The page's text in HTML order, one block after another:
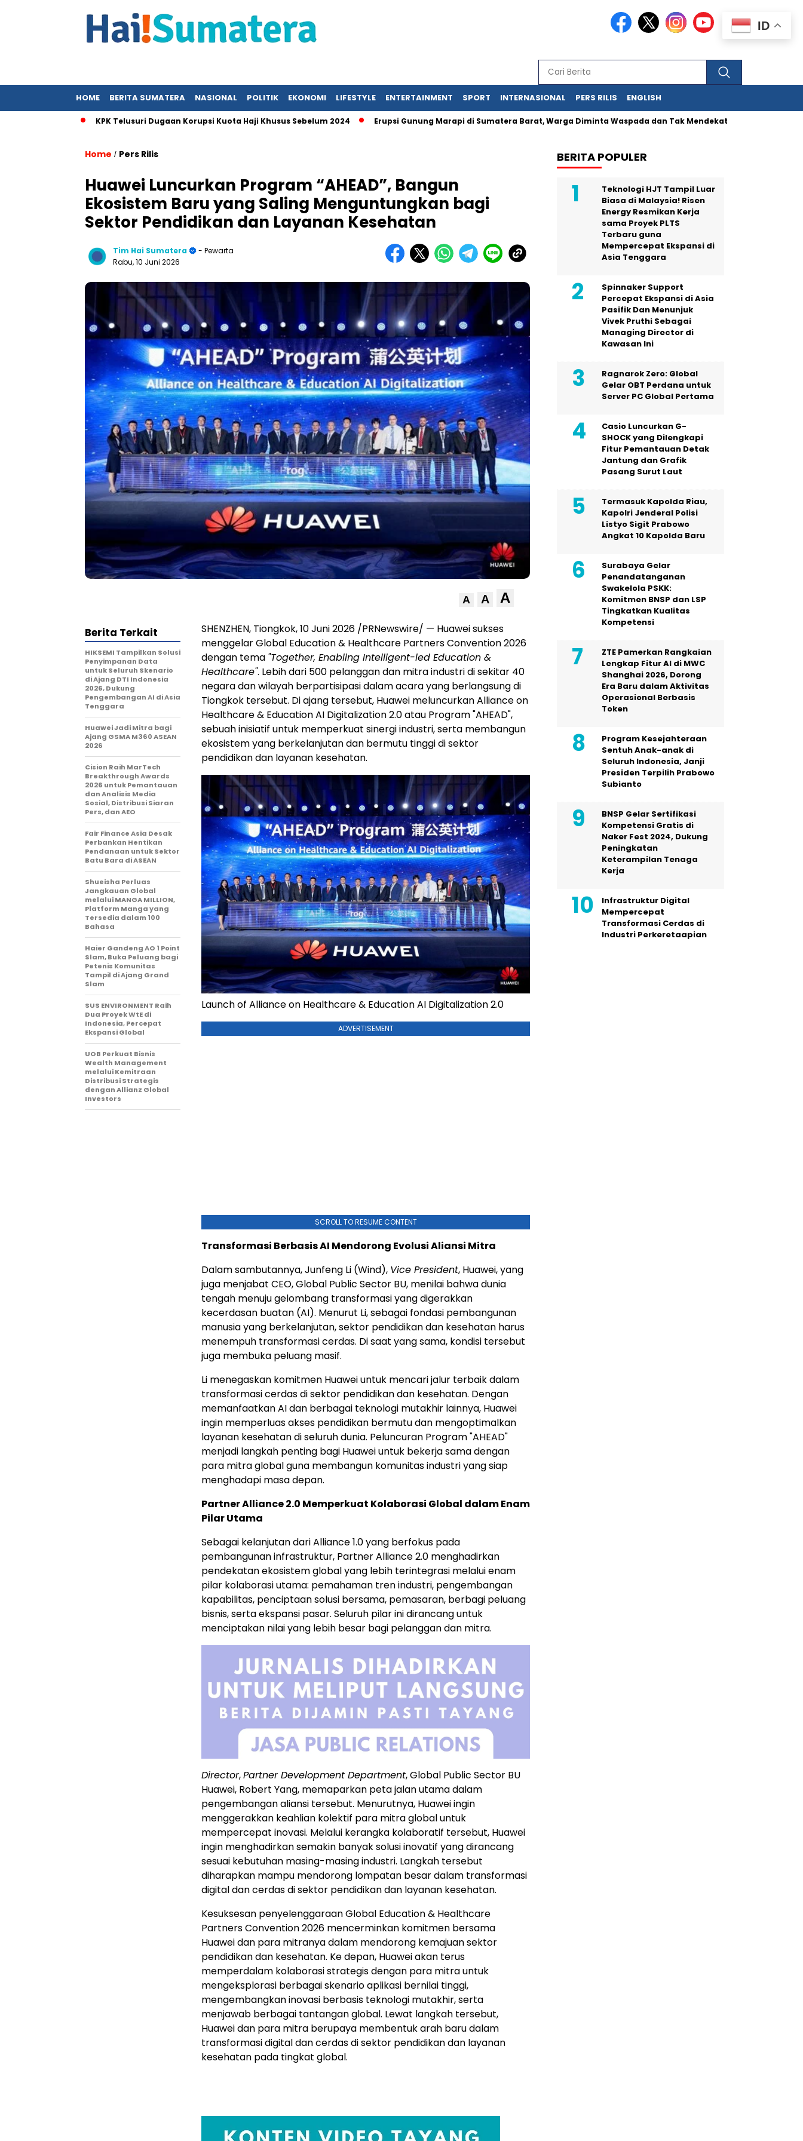
HOME BERITA SUMATERA NASIONAL POLITIK EKONOMI LIFESTYLE ENTERTAINMENT SPORT INTERNASIONAL PERS RILIS ENGLISH
KPK Telusuri Dugaan Korupsi Kuota Haji Khusus Sebelum 2024 Erupsi Gunung Marapi di Sumatera Barat, Warga Diminta Waspada dan Tak Mendekat Kawah
Home / Pers Rilis
Huawei Luncurkan Program “AHEAD”, Bangun
Ekosistem Baru yang Saling Menguntungkan bagi
Sektor Pendidikan dan Layanan Kesehatan
Tim Hai Sumatera
- Pewarta
Rabu, 10 Juni 2026
A A A
SHENZHEN, Tiongkok, 10 Juni 2026 /PRNewswire/ — Huawei sukses
menggelar Global Education & Healthcare Partners Convention 2026
dengan tema "Together, Enabling Intelligent-led Education &
Healthcare". Lebih dari 500 pelanggan dan mitra industri di sekitar 40
negara dan wilayah berpartisipasi dalam acara yang berlangsung di
Tiongkok tersebut. Di ajang tersebut, Huawei meluncurkan Alliance on
Healthcare & Education AI Digitalization 2.0 atau Program "AHEAD",
sebuah inisiatif untuk memperkuat sinergi industri, serta membangun
ekosistem yang berkelanjutan dan bermutu tinggi di sektor
pendidikan dan layanan kesehatan.
Launch of Alliance on Healthcare & Education AI Digitalization 2.0
ADVERTISEMENT
SCROLL TO RESUME CONTENT
Transformasi Berbasis AI Mendorong Evolusi Aliansi Mitra
Dalam sambutannya, Junfeng Li (Wind), Vice President, Huawei, yang
juga menjabat CEO, Global Public Sector BU, menilai bahwa dunia
tengah menuju gelombang transformasi yang digerakkan
kecerdasan buatan (AI). Menurut Li, sebagai fondasi pembangunan
manusia yang berkelanjutan, sektor pendidikan dan kesehatan harus
menempuh transformasi cerdas. Di saat yang sama, kondisi tersebut
juga membuka peluang masif.
Li menegaskan komitmen Huawei untuk mencari jalur terbaik dalam
transformasi cerdas di sektor pendidikan dan kesehatan. Dengan
memanfaatkan AI dan berbagai teknologi mutakhir lainnya, Huawei
ingin memperluas akses pendidikan bermutu dan mengoptimalkan
layanan kesehatan di seluruh dunia. Peluncuran Program "AHEAD"
menjadi langkah penting bagi Huawei untuk bekerja sama dengan
para mitra global guna membangun komunitas industri yang siap
menghadapi masa depan.
Partner Alliance 2.0 Memperkuat Kolaborasi Global dalam Enam
Pilar Utama
Sebagai kelanjutan dari Alliance 1.0 yang berfokus pada
pembangunan infrastruktur, Partner Alliance 2.0 menghadirkan
pendekatan ekosistem global yang lebih terintegrasi melalui enam
pilar kolaborasi utama: pemahaman tren industri, pengembangan
kapabilitas, penciptaan solusi bersama, pemasaran, berbagi peluang
bisnis, serta ekspansi pasar. Seluruh pilar ini dirancang untuk
menciptakan nilai yang lebih besar bagi pelanggan dan mitra.
Director,Partner Development Department, Global Public Sector BU
Huawei, Robert Yang, memaparkan peta jalan utama dalam
pengembangan aliansi tersebut. Menurutnya, Huawei ingin
menggerakkan keahlian kolektif para mitra global untuk
mempercepat inovasi. Melalui kerangka kolaboratif tersebut, Huawei
ingin menghadirkan semakin banyak solusi inovatif yang dirancang
sesuai kebutuhan masing-masing industri. Langkah tersebut
diharapkan mampu mendorong lompatan besar dalam transformasi
digital dan cerdas di sektor pendidikan dan layanan kesehatan.
Kesuksesan penyelenggaraan Global Education & Healthcare
Partners Convention 2026 mencerminkan komitmen bersama
Huawei dan para mitranya dalam mendorong kemajuan sektor
pendidikan dan kesehatan. Ke depan, Huawei akan terus
memperdalam kolaborasi strategis dengan para mitra untuk
mengeksplorasi berbagai skenario aplikasi bernilai tinggi,
mengembangkan inovasi berbasis teknologi mutakhir, serta
menjawab berbagai tantangan global. Lewat langkah tersebut,
Huawei dan para mitra berupaya membentuk arah baru dalam
transformasi digital dan cerdas di sektor pendidikan dan layanan
kesehatan pada tingkat global.
Berita Terkait
HIKSEMI Tampilkan Solusi
Penyimpanan Data
untuk Seluruh Skenario
di Ajang DTI Indonesia
2026, Dukung
Pengembangan AI di Asia
Tenggara
Huawei Jadi Mitra bagi
Ajang GSMA M360 ASEAN
2026
Cision Raih MarTech
Breakthrough Awards
2026 untuk Pemantauan
dan Analisis Media
Sosial, Distribusi Siaran
Pers, dan AEO
Fair Finance Asia Desak
Perbankan Hentikan
Pendanaan untuk Sektor
Batu Bara di ASEAN
Shueisha Perluas
Jangkauan Global
melalui MANGA MILLION,
Platform Manga yang
Tersedia dalam 100
Bahasa
Haier Gandeng AO 1 Point
Slam, Buka Peluang bagi
Petenis Komunitas
Tampil di Ajang Grand
Slam
SUS ENVIRONMENT Raih
Dua Proyek WtE di
Indonesia, Percepat
Ekspansi Global
UOB Perkuat Bisnis
Wealth Management
melalui Kemitraan
Distribusi Strategis
dengan Allianz Global
Investors
BERITA POPULER
Teknologi HJT Tampil Luar
Biasa di Malaysia! Risen
Energy Resmikan Kerja
sama Proyek PLTS
Terbaru guna
Mempercepat Ekspansi di
Asia Tenggara
Spinnaker Support
Percepat Ekspansi di Asia
Pasifik Dan Menunjuk
Vivek Pruthi Sebagai
Managing Director di
Kawasan Ini
Ragnarok Zero: Global
Gelar OBT Perdana untuk
Server PC Global Pertama
Casio Luncurkan G-
SHOCK yang Dilengkapi
Fitur Pemantauan Detak
Jantung dan Grafik
Pasang Surut Laut
Termasuk Kapolda Riau,
Kapolri Jenderal Polisi
Listyo Sigit Prabowo
Angkat 10 Kapolda Baru
Surabaya Gelar
Penandatanganan
Swakelola PSKK:
Komitmen BNSP dan LSP
Tingkatkan Kualitas
Kompetensi
ZTE Pamerkan Rangkaian
Lengkap Fitur AI di MWC
Shanghai 2026, Dorong
Era Baru dalam Aktivitas
Operasional Berbasis
Token
Program Kesejahteraan
Sentuh Anak-anak di
Seluruh Indonesia, Janji
Presiden Terpilih Prabowo
Subianto
BNSP Gelar Sertifikasi
Kompetensi Gratis di
Naker Fest 2024, Dukung
Peningkatan
Keterampilan Tenaga
Kerja
Infrastruktur Digital
Mempercepat
Transformasi Cerdas di
Industri Perkeretaapian
ID